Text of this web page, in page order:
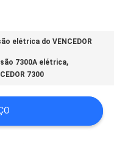
elétrica do VENCEDOR
7300A elétrica,
7300